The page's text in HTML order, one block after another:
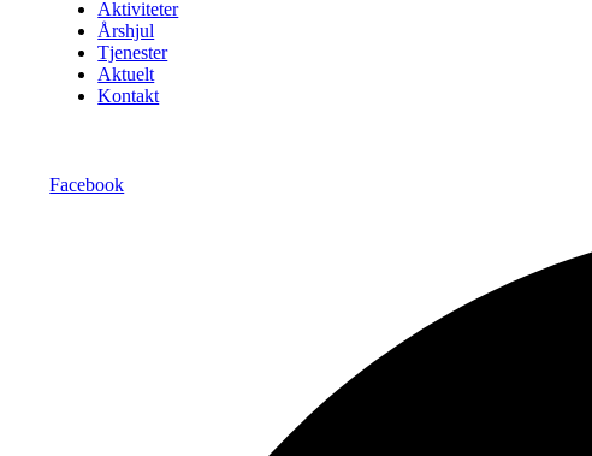
Aktiviteter
Årshjul
Tjenester
Aktuelt
Kontakt
Facebook